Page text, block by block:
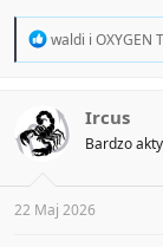
R
t
i
o
s
:
waldi i OXYGEN
Ircus
Bardzo
22 Maj 2026